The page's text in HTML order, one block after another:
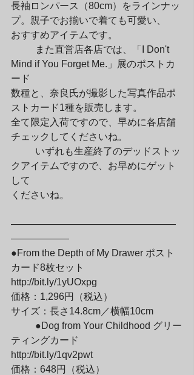
長袖ロンパース（80cm）をラインナッ
プ。親子でお揃いで着ても可愛い、
おすすめアイテムです。
Mind if You Forget Me.」展のポストカ
ード
数種と、奈良氏が撮影した写真作品ポ
ストカード1種を販売します。
全て限定入荷ですので、早めに各店舗
チェックしてくださいね。
クアイテムですので、お早めにゲット
して
くださいね。
—————————————————
——————
●From the Depth of My Drawer ポスト
カード8枚セット
http://bit.ly/1yUOxpg
価格：1,296円（税込）
サイズ：長さ14.8cm／横幅10cm
ティングカード
http://bit.ly/1qv2pwt
価格：648円（税込）